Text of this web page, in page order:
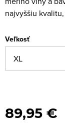
najvyššiu
Veľkosť
89,95 €